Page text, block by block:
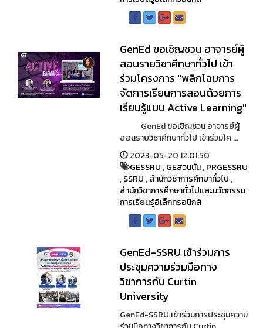
GenEd ขอเชิญชวน อาจารย์ผู้
สอนรายวิชาศึกษาทั่วไป เข้า
ร่วมโครงการ "พลิกโฉมการ
จัดการเรียนการสอนด้วยการ
เรียนรู้แบบ Active Learning"
GenEd ขอเชิญชวน อาจารย์ผู้
สอนรายวิชาศึกษาทั่วไป เข้าร่วมโค ...
2023-05-20 12:01:50
GESSRU,GEสวนนัน,PRGESSRU
,SSRU,สำนักวิชาการศึกษาทั่วไป,
สำนักวิชาการศึกษาทั่วไปและนวัตกรรม
การเรียนรู้อิเล็กทรอนิกส์
GenEd-SSRU เข้าร่วมการ
ประชุมความร่วมมือทาง
วิชาการกับ Curtin
University
GenEd-SSRU เข้าร่วมการประชุมความ